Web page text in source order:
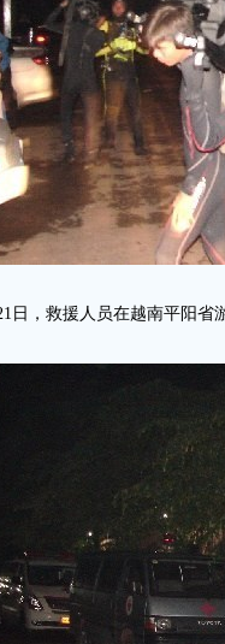
日，救援人员在越南平阳省